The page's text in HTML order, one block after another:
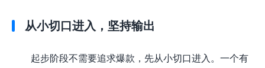
从小切口进入，坚持输出
起步阶段不需要追求爆款，先从小切口进入。一个有